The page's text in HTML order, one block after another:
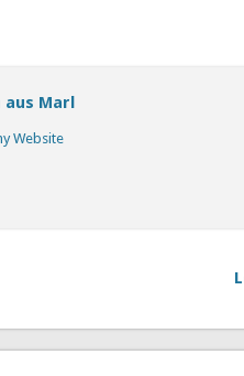
aus Marl
Website